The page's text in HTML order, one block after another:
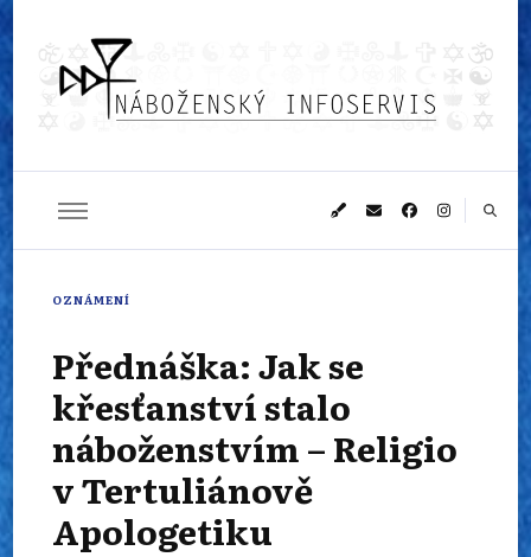
Náboženský
infoservis
OZNÁMENÍ
Přednáška: Jak se
křesťanství stalo
náboženstvím – Religio
v Tertuliánově
Apologetiku